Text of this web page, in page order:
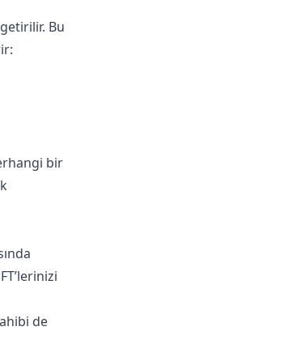
Bu
bir
de